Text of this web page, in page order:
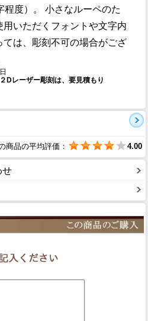
程度）。 小さなルーペのた
用いただくフォントや文字内
ては、彫刻不可の場合がござ
Dレーザー彫刻は、要見積もり
商品の平均評価： 4.00
せ